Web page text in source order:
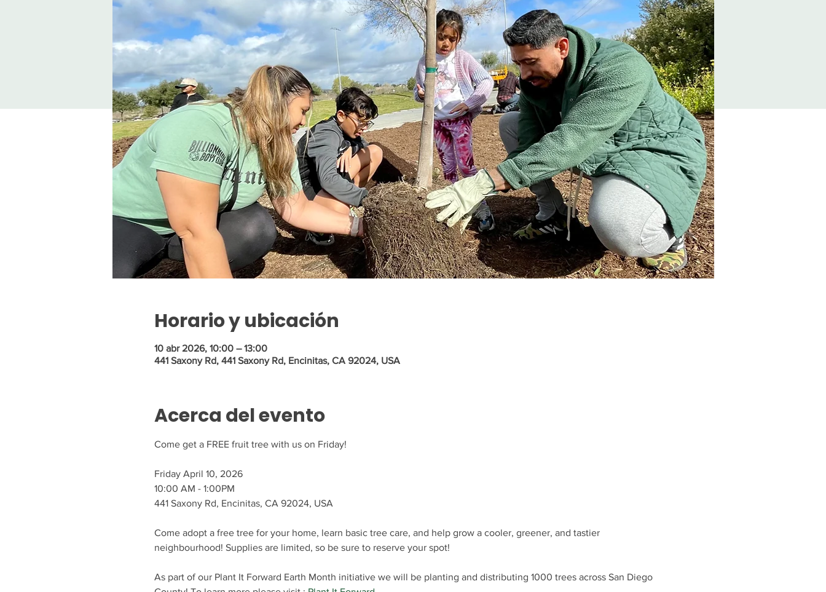
Horario y ubicación
10 abr 2026, 10:00 – 13:00
441 Saxony Rd, 441 Saxony Rd, Encinitas, CA 92024, USA
Acerca del evento
Come get a FREE fruit tree with us on Friday!
Friday April 10, 2026
10:00 AM - 1:00PM
441 Saxony Rd, Encinitas, CA 92024, USA
Come adopt a free tree for your home, learn basic tree care, and help grow a cooler, greener, and tastier
neighbourhood! Supplies are limited, so be sure to reserve your spot!
As part of our Plant It Forward Earth Month initiative we will be planting and distributing 1000 trees across San Diego